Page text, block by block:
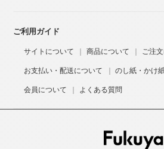
ご利用ガイド
サイトについて 商品について ご注
お支払い・配送について のし紙・かけ
会員について よくある質問